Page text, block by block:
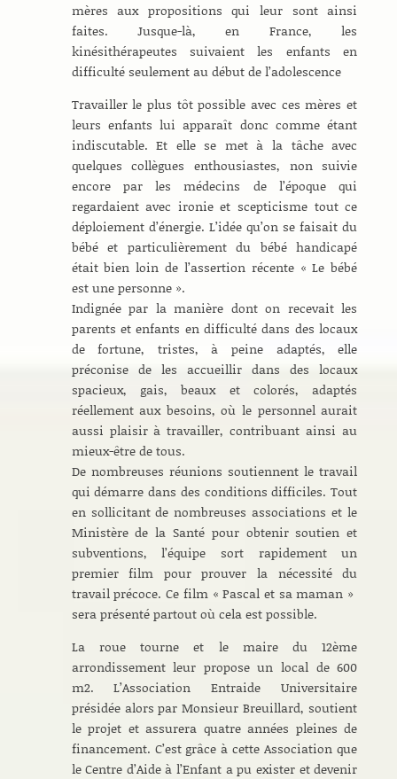
mères aux propositions qui leur sont ainsi
faites. Jusque-là, en France, les
kinésithérapeutes suivaient les enfants en
difficulté seulement au début de l’adolescence
Travailler le plus tôt possible avec ces mères et
leurs enfants lui apparaît donc comme étant
indiscutable. Et elle se met à la tâche avec
quelques collègues enthousiastes, non suivie
encore par les médecins de l’époque qui
regardaient avec ironie et scepticisme tout ce
déploiement d’énergie. L’idée qu’on se faisait du
bébé et particulièrement du bébé handicapé
était bien loin de l’assertion récente « Le bébé
est une personne ».
Indignée par la manière dont on recevait les
parents et enfants en difficulté dans des locaux
de fortune, tristes, à peine adaptés, elle
préconise de les accueillir dans des locaux
spacieux, gais, beaux et colorés, adaptés
réellement aux besoins, où le personnel aurait
aussi plaisir à travailler, contribuant ainsi au
mieux-être de tous.
De nombreuses réunions soutiennent le travail
qui démarre dans des conditions difficiles. Tout
en sollicitant de nombreuses associations et le
Ministère de la Santé pour obtenir soutien et
subventions, l’équipe sort rapidement un
premier film pour prouver la nécessité du
travail précoce. Ce film « Pascal et sa maman »
sera présenté partout où cela est possible.
La roue tourne et le maire du 12ème
arrondissement leur propose un local de 600
m2. L’Association Entraide Universitaire
présidée alors par Monsieur Breuillard, soutient
le projet et assurera quatre années pleines de
financement. C’est grâce à cette Association que
le Centre d’Aide à l’Enfant a pu exister et devenir